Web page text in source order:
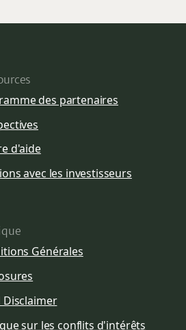
des partenaires
d'aide
avec les investisseurs
Générales
Disclaimer
sur les conflits d'intérêts